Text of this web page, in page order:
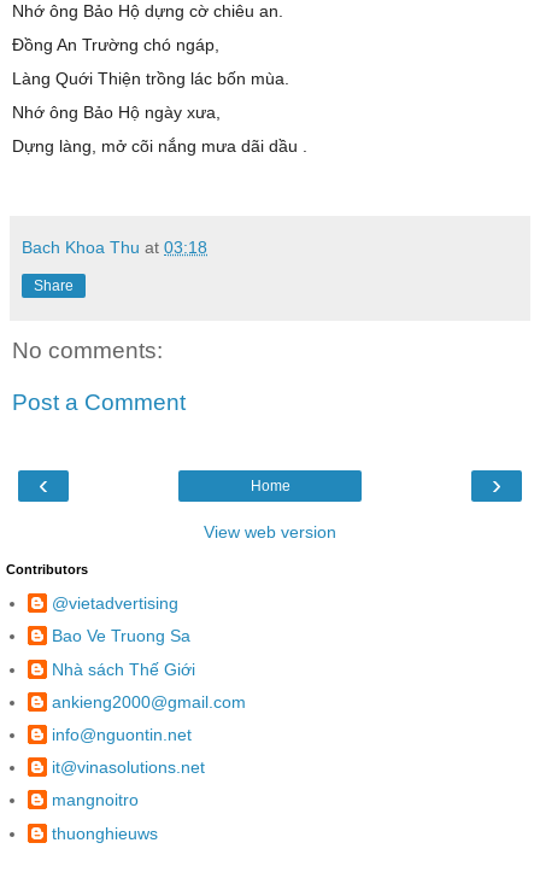
Nhớ ông Bảo Hộ dựng cờ chiêu an.
Đồng An Trường chó ngáp,
Làng Quới Thiện trồng lác bốn mùa.
Nhớ ông Bảo Hộ ngày xưa,
Dựng làng, mở cõi nắng mưa dãi dầu .
Bach Khoa Thu at 03:18
Share
No comments:
Post a Comment
‹ ›
Home
View web version
Contributors
@vietadvertising
Bao Ve Truong Sa
Nhà sách Thế Giới
ankieng2000@gmail.com
info@nguontin.net
it@vinasolutions.net
mangnoitro
thuonghieuws